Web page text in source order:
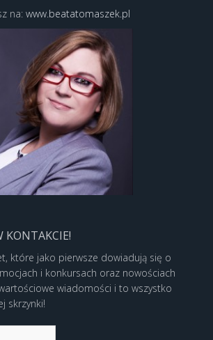
na: www.beatatomaszek.pl
KONTAKCIE!
które jako pierwsze dowiadują się o
i konkursach oraz nowościach
wiadomości i to wszystko
skrzynki!